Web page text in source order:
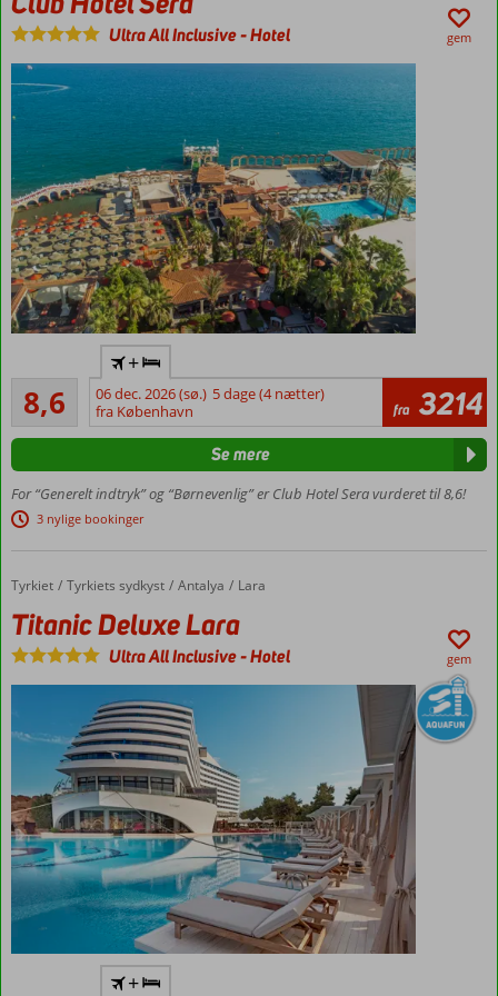
Ultra All Inclusive-Hotel gem
Ved
stranden
Smuk og
unik
indretning
Vandrutsjebaner
par og
familier
8,6Alletiders
107
anmeldelser
+
06 dec. 2026 (sø.) 5 dage (4 nætter)
fra København
fra 3214
For “Generelt indtryk” og “Børnevenlig” er Club Hotel Sera vurderet til 8,6!
3 nylige bookinger
Se mere
Forside
Tyrkiet Tyrkiets sydkyst Antalya Lara
Titanic Deluxe Lara
Titanic Deluxe Lara
Ultra All Inclusive-Hotel gem
luksushotel +